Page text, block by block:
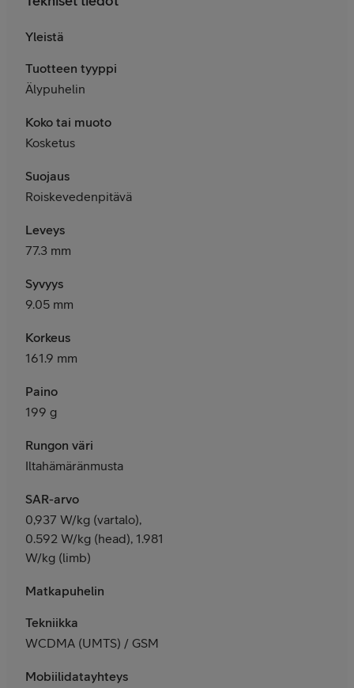
Yleistä
Tuotteen tyyppi
Älypuhelin
Koko tai muoto
Kosketus
Suojaus
Roiskevedenpitävä
Leveys
77.3 mm
Syvyys
9.05 mm
Korkeus
161.9 mm
Paino
199 g
Rungon väri
Iltahämäränmusta
SAR-arvo
0,937 W/kg (vartalo),
0.592 W/kg (head), 1.981
W/kg (limb)
Matkapuhelin
Tekniikka
WCDMA (UMTS) / GSM
Mobiilidatayhteys